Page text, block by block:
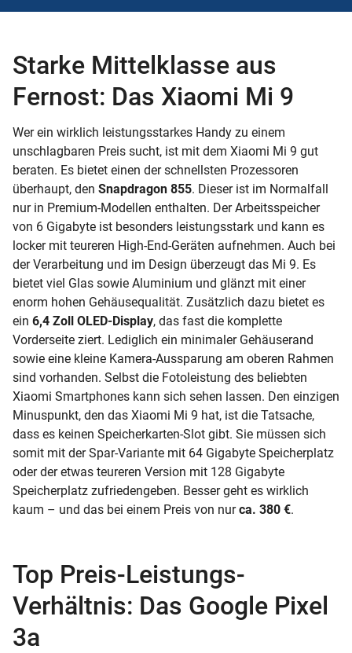
Starke Mittelklasse aus
Fernost: Das Xiaomi Mi 9
Wer ein wirklich leistungsstarkes Handy zu einem
unschlagbaren Preis sucht, ist mit dem Xiaomi Mi 9 gut
beraten. Es bietet einen der schnellsten Prozessoren
überhaupt, den Snapdragon 855. Dieser ist im Normalfall
nur in Premium-Modellen enthalten. Der Arbeitsspeicher
von 6 Gigabyte ist besonders leistungsstark und kann es
locker mit teureren High-End-Geräten aufnehmen. Auch bei
der Verarbeitung und im Design überzeugt das Mi 9. Es
bietet viel Glas sowie Aluminium und glänzt mit einer
enorm hohen Gehäusequalität. Zusätzlich dazu bietet es
ein 6,4 Zoll OLED-Display, das fast die komplette
Vorderseite ziert. Lediglich ein minimaler Gehäuserand
sowie eine kleine Kamera-Aussparung am oberen Rahmen
sind vorhanden. Selbst die Fotoleistung des beliebten
Xiaomi Smartphones kann sich sehen lassen. Den einzigen
Minuspunkt, den das Xiaomi Mi 9 hat, ist die Tatsache,
dass es keinen Speicherkarten-Slot gibt. Sie müssen sich
somit mit der Spar-Variante mit 64 Gigabyte Speicherplatz
oder der etwas teureren Version mit 128 Gigabyte
Speicherplatz zufriedengeben. Besser geht es wirklich
kaum – und das bei einem Preis von nurca. 380 €.
Top Preis-Leistungs-
Verhältnis: Das Google Pixel
3a